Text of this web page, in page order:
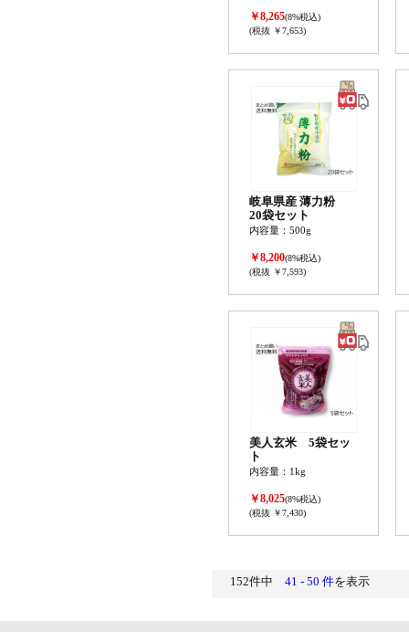
￥8,265(8%税込)
(税抜 ￥7,653)
岐阜県産 薄力粉
20袋セット
内容量：500g
￥8,200(8%税込)
(税抜 ￥7,593)
美人玄米 5袋セッ
ト
内容量：1kg
￥8,025(8%税込)
(税抜 ￥7,430)
152件中 41 - 50 件を表示